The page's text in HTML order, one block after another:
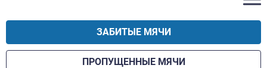
ЗАБИТЫЕ МЯЧИ
ПРОПУЩЕННЫЕ МЯЧИ